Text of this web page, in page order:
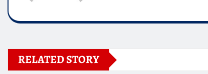
RELATED STORY